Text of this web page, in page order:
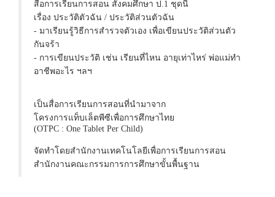
สื่อการเรียนการสอน สังคมศึกษา ป.1 ชุดนี้
เรื่อง ประวัติตัวฉัน / ประวัติส่วนตัวฉัน
- มาเรียนรู้วิธีการสำรวจตัวเอง เพื่อเขียนประวัติส่วนตัว
กันจร้า
- การเขียนประวัติ เช่น เรียนที่ไหน อายุเท่าไหร่ พ่อแม่ทำ
อาชีพอะไร ฯลฯ
เป็นสื่อการเรียนการสอนที่นำมาจาก
โครงการแท็บเล็ตพีซีเพื่อการศึกษาไทย
(OTPC : One Tablet Per Child)
จัดทำโดยสำนักงานเทคโนโลยีเพื่อการเรียนการสอน
สำนักงานคณะกรรมการการศึกษาขั้นพื้นฐาน